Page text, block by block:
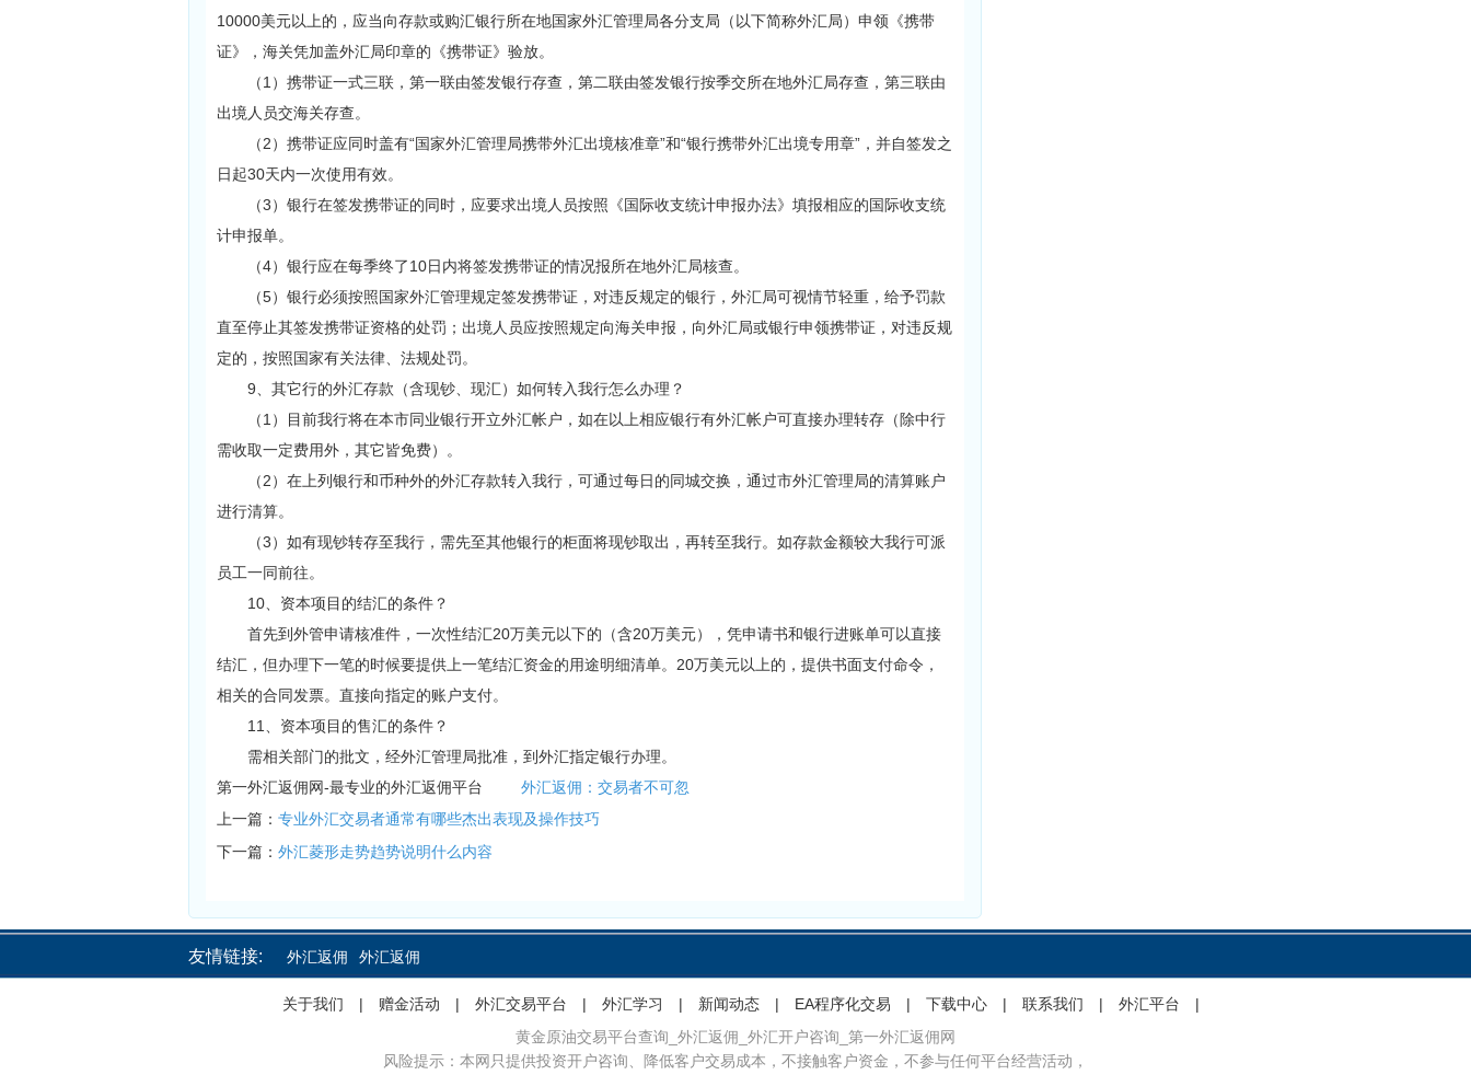
10000美元以上的，应当向存款或购汇银行所在地国家外汇管理局各分支局（以下简称外汇局）申领《携带
证》，海关凭加盖外汇局印章的《携带证》验放。
（1）携带证一式三联，第一联由签发银行存查，第二联由签发银行按季交所在地外汇局存查，第三联由
出境人员交海关存查。
（2）携带证应同时盖有“国家外汇管理局携带外汇出境核准章”和“银行携带外汇出境专用章”，并自签发之
日起30天内一次使用有效。
（3）银行在签发携带证的同时，应要求出境人员按照《国际收支统计申报办法》填报相应的国际收支统
计申报单。
（4）银行应在每季终了10日内将签发携带证的情况报所在地外汇局核查。
（5）银行必须按照国家外汇管理规定签发携带证，对违反规定的银行，外汇局可视情节轻重，给予罚款
直至停止其签发携带证资格的处罚；出境人员应按照规定向海关申报，向外汇局或银行申领携带证，对违反规
定的，按照国家有关法律、法规处罚。
9、其它行的外汇存款（含现钞、现汇）如何转入我行怎么办理？
（1）目前我行将在本市同业银行开立外汇帐户，如在以上相应银行有外汇帐户可直接办理转存（除中行
需收取一定费用外，其它皆免费）。
（2）在上列银行和币种外的外汇存款转入我行，可通过每日的同城交换，通过市外汇管理局的清算账户
进行清算。
（3）如有现钞转存至我行，需先至其他银行的柜面将现钞取出，再转至我行。如存款金额较大我行可派
员工一同前往。
10、资本项目的结汇的条件？
首先到外管申请核准件，一次性结汇20万美元以下的（含20万美元），凭申请书和银行进账单可以直接
结汇，但办理下一笔的时候要提供上一笔结汇资金的用途明细清单。20万美元以上的，提供书面支付命令，
相关的合同发票。直接向指定的账户支付。
11、资本项目的售汇的条件？
需相关部门的批文，经外汇管理局批准，到外汇指定银行办理。
第一外汇返佣网-最专业的外汇返佣平台
外汇返佣：交易者不可忽
上一篇： 专业外汇交易者通常有哪些杰出表现及操作技巧
下一篇： 外汇菱形走势趋势说明什么内容
友情链接: 外汇返佣 外汇返佣 外汇返佣
关于我们 | 赠金活动 | 外汇交易平台 | 外汇学习 | 新闻动态 | EA程序化交易 | 下载中心 | 联系我们 | 外汇平台
|
黄金原油交易平台查询_外汇返佣_外汇开户咨询_第一外汇返佣网
风险提示：本网只提供投资开户咨询、降低客户交易成本，不接触客户资金，不参与任何平台经营活动，